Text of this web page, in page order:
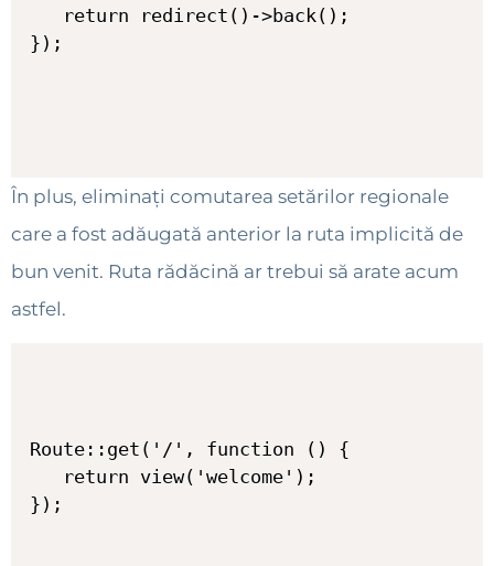
   return redirect()->back();
În plus, eliminați comutarea setărilor regionale
care a fost adăugată anterior la ruta implicită de
bun venit. Ruta rădăcină ar trebui să arate acum
astfel.
Route::get('/', function () {
   return view('welcome');